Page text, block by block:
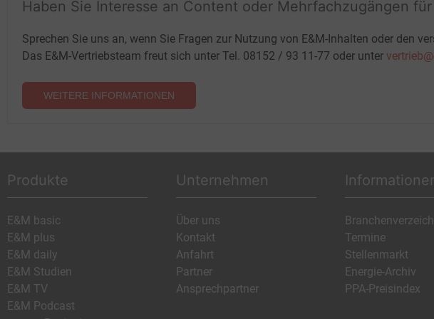
Haben Sie Interesse an Content oder Mehrfachzugängen
Sprechen Sie uns an, wenn Sie Fragen zur Nutzung von E&M-Inhalten oder den
Das E&M-Vertriebsteam freut sich unter Tel. 08152 / 93 11-77 oder unter
WEITERE INFORMATIONEN
Produkte
E&M basic
E&M plus
E&M daily
E&M Studien
E&M TV
E&M Podcast
Unternehmen
Über uns
Kontakt
Anfahrt
Partner
Ansprechpartner
Termine
Stellenmarkt
Energie-Archiv
PPA-Preisindex